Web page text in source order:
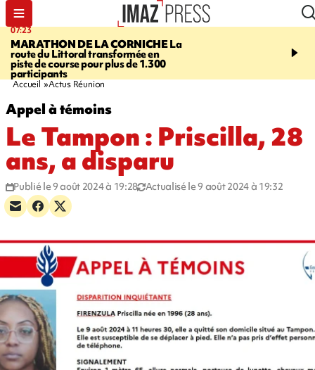
07:23
MARATHON DE LA CORNICHELa
route du Littoral transformée en
piste de course pour plus de 1.300
participants
08:37
braderie de l'océan
Accueil Actus Réunion
Appel à témoins
Le Tampon : Priscilla, 28
ans, a disparu
Publié le 9 août 2024 à 19:28 Actualisé le 9 août 2024 à 19:32